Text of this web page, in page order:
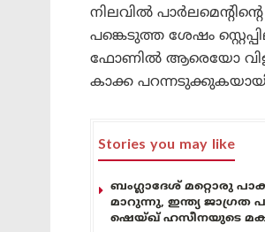
നിലവിൽ
പങ്കെടുത്ത ശേഷം
ഫോണിൽ ആരെയോ
കാക്ക
Stories you may like
ബംഗ്ലാദേശ് മറ്റൊരു
മാറുന്നു, ഇന്ത്യ ജാഗ്രത
ഷെയ്ഖ് ഹസീനയുടെ